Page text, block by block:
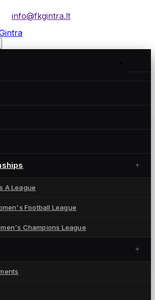
info@fkgintra.lt
A League
Football League
Champions League
pradėjo socialinio